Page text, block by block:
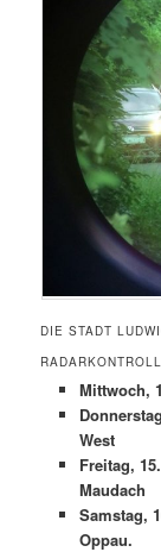
DIE STADT
Mittwoch,
West
Freitag,
Maudach
Samstag,
Oppau.